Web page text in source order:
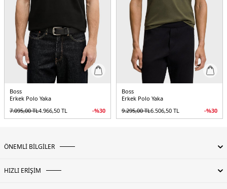
Boss
Erkek Polo Yaka
7.095,00TL4.966,50 TL -%30
Boss
Erkek Polo Yaka
9.295,00TL6.506,50 TL -%30
ÖNEMLİ BİLGİLER
HIZLI ERİŞİM